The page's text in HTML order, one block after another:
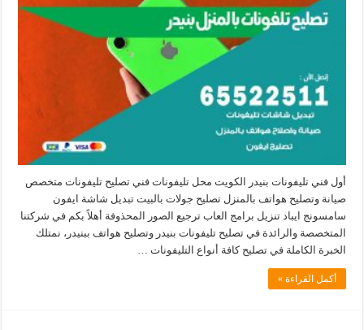
أول فني تليفونات بنيدر الكويت محل تليفونات فني تصليح تليفونات متخصص
صيانة وتصليح هواتف بالمنزل تصليح جولات بالبيت تبديل شاشة ايفون
سامسونج ايباد تنزيل برامج العاب ترجيع الصور المحذوفة أهلاً بكم في شركتنا
المتخصصة والرائدة في تصليح تليفونات بنيدر وتصليح هواتف ببنيدر، نمتلك
الخبرة الكاملة في تصليح كافة أنواع التليفونات …
أكمل القراءة »